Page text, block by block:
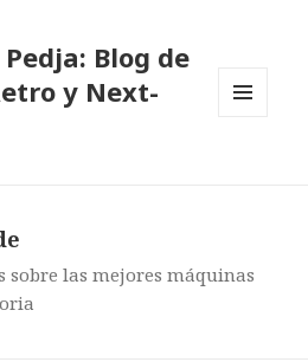
Blog de
y Next-
sobre las mejores máquinas